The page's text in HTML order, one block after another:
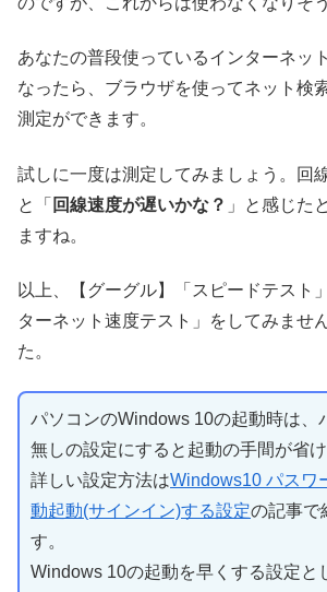
あなたの普段使っているインターネッ
なったら、ブラウザを使ってネット検
測定ができます。
試しに一度は測定してみましょう。回
と「 回線速度が遅いかな？ 」と感じた
ますね。
以上、【グーグル】「スピードテスト
ターネット速度テスト」をしてみませ
た。
パソコンのWindows 10の起動時は、
無しの設定にすると起動の手間が省け
詳しい設定方法はWindows10 パスワ
動起動(サインイン)する設定の記事で
す。
Windows 10の起動を早くする設定と